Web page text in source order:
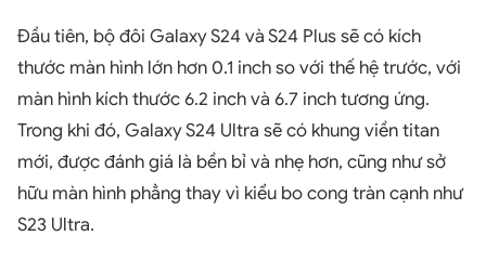
Đầu tiên, bộ đôi Galaxy S24 và S24 Plus sẽ có kích
thước màn hình lớn hơn 0.1 inch so với thế hệ trước, với
màn hình kích thước 6.2 inch và 6.7 inch tương ứng.
Trong khi đó, Galaxy S24 Ultra sẽ có khung viền titan
mới, được đánh giá là bền bỉ và nhẹ hơn, cũng như sở
hữu màn hình phẳng thay vì kiểu bo cong tràn cạnh như
S23 Ultra.